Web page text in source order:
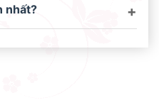
nhất?